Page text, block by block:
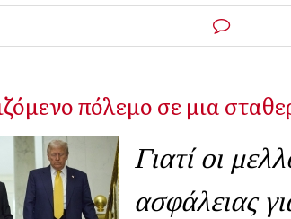
πόλεμο σε μια
Γιατί οι
ασφάλειας